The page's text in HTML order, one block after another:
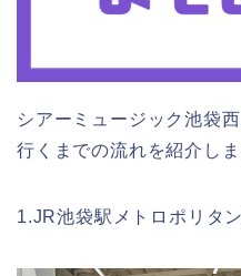
シアーミュージック池袋
行くまでの流れを紹介しま
1.JR池袋駅メトロポリタ